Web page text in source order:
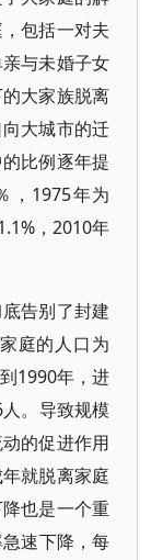
包括一对夫
与未婚子女
大家族脱离
大城市的迁
比例逐年提
，1975年为
，2010年
告别了封建
庭的人口为
1990年，进
。导致规模
的促进作用
就脱离家庭
也是一个重
速下降，每